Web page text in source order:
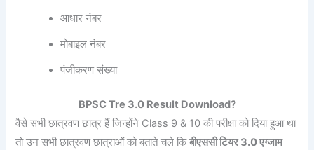
आधार नंबर
मोबाइल नंबर
पंजीकरण संख्या
BPSC Tre 3.0 Result Download?
वैसे सभी छात्रवण छात्र हैं जिन्होंने Class 9 & 10 की परीक्षा को दिया हुआ था
तो उन सभी छात्रवण छात्राओं को बताते चले किबीएससी टियर 3.0 एग्जाम